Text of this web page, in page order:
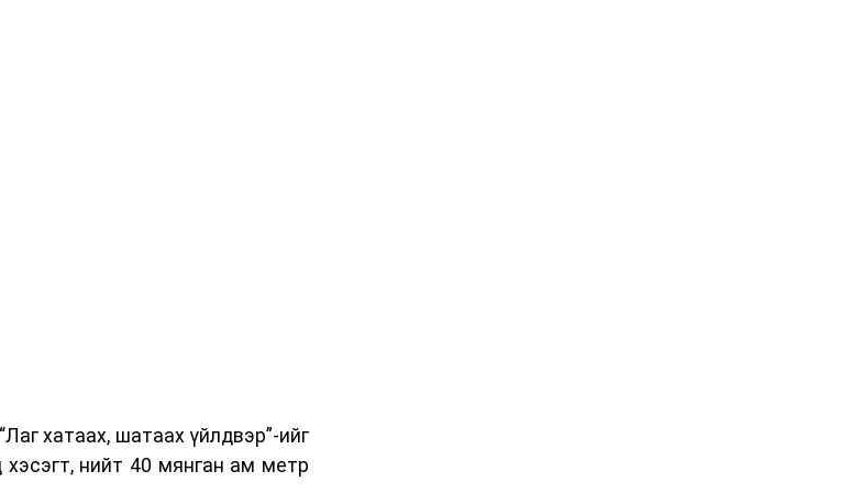
үйлчилгээг аюулгүй,
нэгдсэн стандарт, сахилга
хатаах, шатаах үйлдвэр”-ийг
нийт 40 мянган ам метр